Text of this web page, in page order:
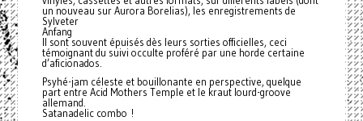
un nouveau sur Aurora Borelias), les enregistrements de
Sylveter
Anfang
II sont souvent épuisés dès leurs sorties officielles, ceci
témoignant du suivi occulte proféré par une horde certaine
d’aficionados.
Psyhé-jam céleste et bouillonante en perspective, quelque
part entre Acid Mothers Temple et le kraut lourd-groove
allemand.
Satanadelic combo !